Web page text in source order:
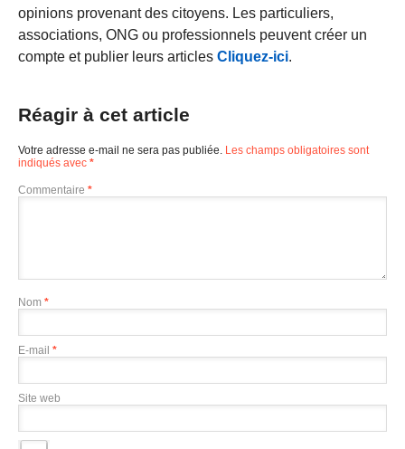
opinions provenant des citoyens. Les particuliers,
associations, ONG ou professionnels peuvent créer un
compte et publier leurs articles Cliquez-ici.
Réagir à cet article
Votre adresse e-mail ne sera pas publiée. Les champs obligatoires sont
indiqués avec *
Commentaire *
Nom *
E-mail *
Site web